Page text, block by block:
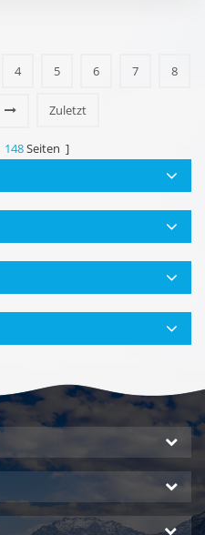
4 5 6 7 8
Zuletzt
148Seiten ]